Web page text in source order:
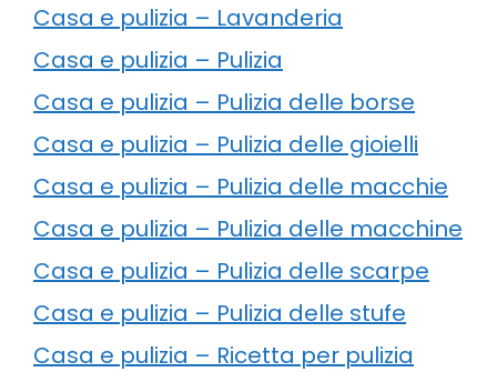
Casa e pulizia – Lavanderia
Casa e pulizia – Pulizia
Casa e pulizia – Pulizia delle borse
Casa e pulizia – Pulizia delle gioielli
Casa e pulizia – Pulizia delle macchie
Casa e pulizia – Pulizia delle macchine
Casa e pulizia – Pulizia delle scarpe
Casa e pulizia – Pulizia delle stufe
Casa e pulizia – Ricetta per pulizia